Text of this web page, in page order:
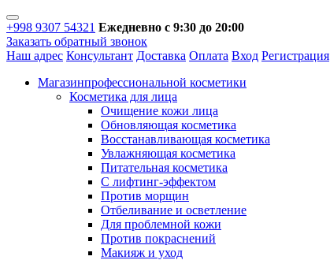
+998 9307 54321 Ежедневно с 9:30 до 20:00
Заказать обратный звонок
Наш адрес Консультант Доставка Оплата Вход Регистрация
Магазинпрофессиональной косметики
Косметика для лица
Очищение кожи лица
Обновляющая косметика
Восстанавливающая косметика
Увлажняющая косметика
Питательная косметика
С лифтинг-эффектом
Против морщин
Отбеливание и осветление
Для проблемной кожи
Против покраснений
Макияж и уход